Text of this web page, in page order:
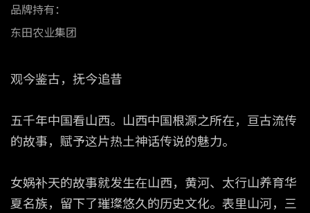
品牌持有：
东田农业集团
观今鉴古，抚今追昔
五千年中国看山西。山西中国根源之所在，亘古流传
的故事，赋予这片热土神话传说的魅力。
女娲补天的故事就发生在山西，黄河、太行山养育华
夏名族，留下了璀璨悠久的历史文化。表里山河，三